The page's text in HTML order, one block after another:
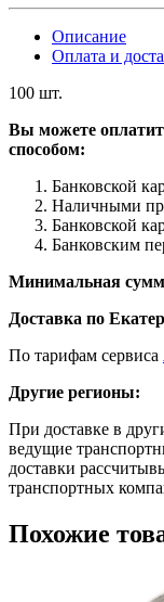
Описание
Оплата и
100 шт.
Вы можете
способом:
Банковской
Наличными
Банковской
Банковским
Минимальная
Доставка по
По тарифам сервиса
Другие регионы:
При доставке в
ведущие
доставки
транспортных
Похожие